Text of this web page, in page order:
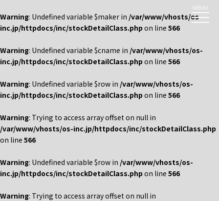
Warning: Undefined variable $maker in /var/www/vhosts/os-
inc.jp/httpdocs/inc/stockDetailClass.php on line 566
Warning: Undefined variable $cname in /var/www/vhosts/os-
inc.jp/httpdocs/inc/stockDetailClass.php on line 566
Warning: Undefined variable $row in /var/www/vhosts/os-
inc.jp/httpdocs/inc/stockDetailClass.php on line 566
Warning: Trying to access array offset on null in
/var/www/vhosts/os-inc.jp/httpdocs/inc/stockDetailClass.php
on line 566
Warning: Undefined variable $row in /var/www/vhosts/os-
inc.jp/httpdocs/inc/stockDetailClass.php on line 566
Warning: Trying to access array offset on null in
MENU